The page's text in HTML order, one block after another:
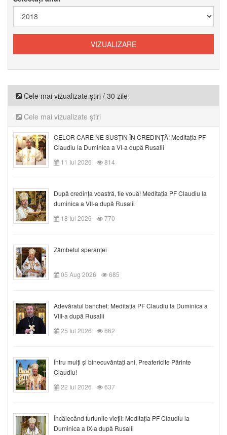
Cele mai vizualizate știri / 30 zile
Cele mai vizualizate știri
CELOR CARE NE SUSȚIN ÎN CREDINȚĂ: Meditația PF
Claudiu la Duminica a VI-a după Rusalii
11 Iul 2026
814
După credinţa voastră, fie vouă! Meditația PF Claudiu la
duminica a VII-a după Rusalii
18 Iul 2026
770
Zâmbetul speranței
05 Aug 2026 685
Adevăratul banchet: Meditația PF Claudiu la Duminica a
VIII-a după Rusalii
25 Iul 2026
662
Întru mulți și binecuvântați ani, Preafericite Părinte
Claudiu!
22 Iul 2026
637
Încălecând furtunile vieții: Meditația PF Claudiu la
Duminica a IX-a după Rusalii